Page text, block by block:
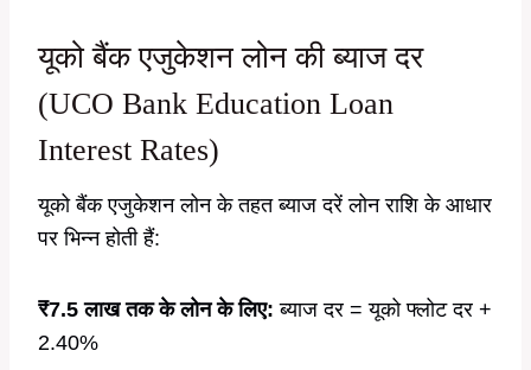
यूको बैंक एजुकेशन लोन की ब्याज दर
(UCO Bank Education Loan
Interest Rates)
यूको बैंक एजुकेशन लोन के तहत ब्याज दरें लोन राशि के आधार
पर भिन्न होती हैं:
₹7.5 लाख तक के लोन के लिए: ब्याज दर = यूको फ्लोट दर +
2.40%